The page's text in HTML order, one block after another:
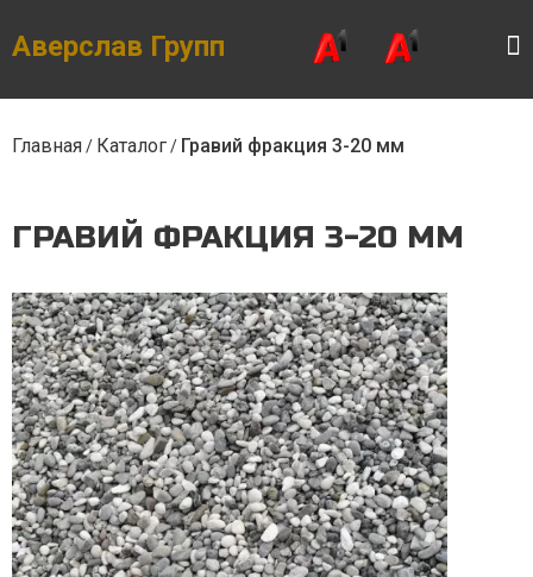
content
Аверслав Групп
Главная/ Каталог/ Гравий фракция 3-20 мм
ГРАВИЙ ФРАКЦИЯ 3-20 ММ